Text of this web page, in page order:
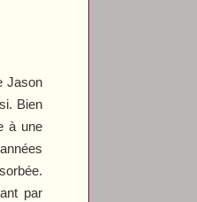
Jason
Bien
à une
par